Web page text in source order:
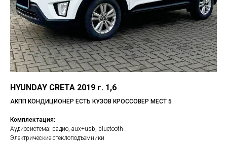
HYUNDAY CRETA 2019 г. 1,6
АКПП КОНДИЦИОНЕР ЕСТЬ КУЗОВ КРОССОВЕР МЕСТ 5
Комплектация:
Аудиосистема: радио, aux+usb, bluetooth
Электрические стеклоподъемники